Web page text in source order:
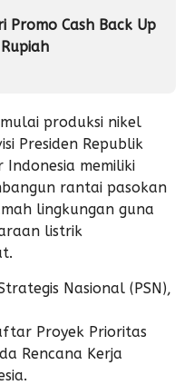
Promo Cash Back Up
produksi nikel
Presiden Republik
Indonesia memiliki
rantai pasokan
lingkungan guna
listrik
Nasional (PSN),
Proyek Prioritas
Rencana Kerja